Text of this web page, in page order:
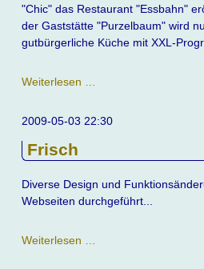
"Chic" das Restaurant "Essbahn"
der Gaststätte "Purzelbaum" wird
gutbürgerliche Küche mit XXL-
Weiterlesen …
im
2009-05-03 22:30
Frisch
Diverse Design und
Webseiten durchgeführt...
Weiterlesen …